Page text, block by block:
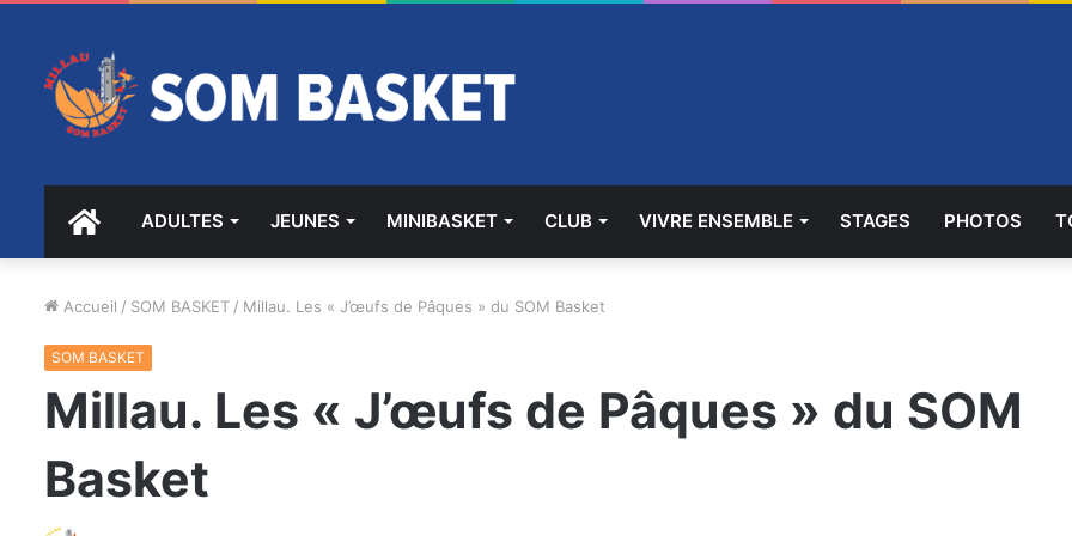
ACCUEIL
ADULTES JEUNES MINIBASKET CLUB VIVRE ENSEMBLE STAGES PHOTOS
Accueil / SOM BASKET / Millau. Les « J’œufs de Pâques » du SOM Basket
SOM BASKET
Millau. Les « J’œufs de Pâques » du SOM
Basket